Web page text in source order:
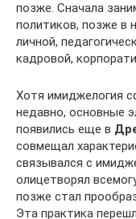
позже. Сначала
политиков, позже в
личной,
кадровой,
Хотя имиджелогия
недавно, основные
появились еще в
совмещал
связывался с
олицетворял
позже стал
Эта практика